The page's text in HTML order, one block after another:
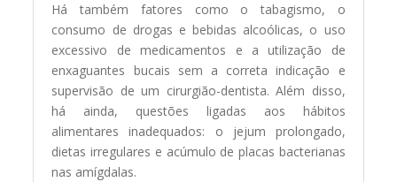
Há também fatores como o tabagismo, o
consumo de drogas e bebidas alcoólicas, o uso
excessivo de medicamentos e a utilização de
enxaguantes bucais sem a correta indicação e
supervisão de um cirurgião-dentista. Além disso,
há ainda, questões ligadas aos hábitos
alimentares inadequados: o jejum prolongado,
dietas irregulares e acúmulo de placas bacterianas
nas amígdalas.